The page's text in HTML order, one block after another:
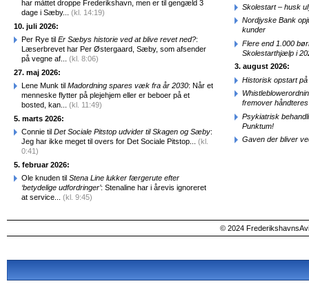
har måttet droppe Frederikshavn, men er til gengæld 3
dage i Sæby... (kl. 14:19)
10. juli 2026:
Per Rye til Er Sæbys historie ved at blive revet ned?:
Læserbrevet har Per Østergaard, Sæby, som afsender
på vegne af... (kl. 8:06)
27. maj 2026:
Lene Munk til Madordning spares væk fra år 2030: Når et
menneske flytter på plejehjem eller er beboer på et
bosted, kan... (kl. 11:49)
5. marts 2026:
Connie til Det Sociale Pitstop udvider til Skagen og Sæby:
Jeg har ikke meget til overs for Det Sociale Pitstop... (kl.
0:41)
5. februar 2026:
Ole knuden til Stena Line lukker færgerute efter
‘betydelige udfordringer’: Stenaline har i årevis ignoreret
at service... (kl. 9:45)
Skolestart – husk
Nordjyske Bank
kunder
Flere end 1.000
Skolestarthjælp i
3. august 2026:
Historisk opstart
fremover
Psykiatrisk
Punktum!
Gaven der bliver
© 2024